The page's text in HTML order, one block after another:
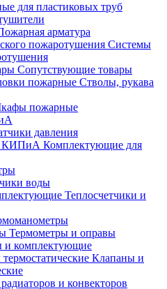
для пластиковых труб
арматура
Системы
Сопутствующие товары
Стволы, рукава
пожарные
давления
Комплектующие для
воды
Теплосчетчики и
Термометры и оправы
и комплектующие
Клапаны и